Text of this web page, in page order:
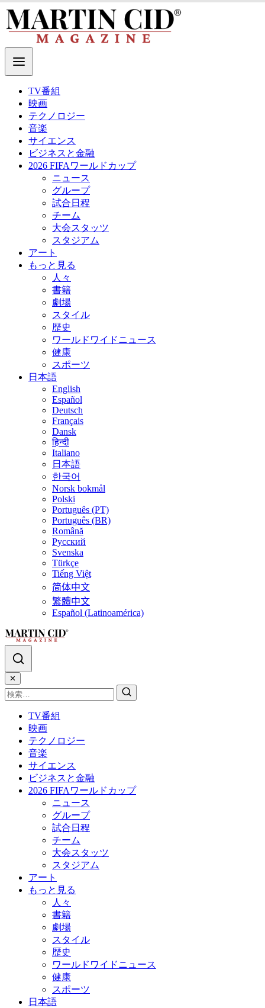
TV番組
映画
テクノロジー
音楽
サイエンス
ビジネスと金融
2026 FIFAワールドカップ
ニュース
グループ
試合日程
チーム
大会スタッツ
スタジアム
アート
もっと見る
人々
書籍
劇場
スタイル
歴史
ワールドワイドニュース
健康
スポーツ
日本語
English
Español
Deutsch
Français
Dansk
हिन्दी
Italiano
日本語
한국어
Norsk bokmål
Polski
Português (PT)
Português (BR)
Română
Русский
Svenska
Türkçe
Tiếng Việt
简体中文
繁體中文
Español (Latinoamérica)
✕
TV番組
映画
テクノロジー
音楽
サイエンス
ビジネスと金融
2026 FIFAワールドカップ
ニュース
グループ
試合日程
チーム
大会スタッツ
スタジアム
アート
もっと見る
人々
書籍
劇場
スタイル
歴史
ワールドワイドニュース
健康
スポーツ
日本語